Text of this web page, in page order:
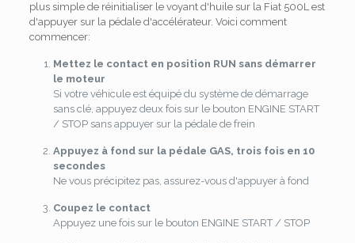
plus simple de réinitialiser le voyant d'huile sur la Fiat 500L est
d'appuyer sur la pédale d'accélérateur. Voici comment
commencer:
Mettez le contact en position RUN sans démarrer
le moteur
Si votre véhicule est équipé du système de démarrage
sans clé, appuyez deux fois sur le bouton ENGINE START
/ STOP sans appuyer sur la pédale de frein
Appuyez à fond sur la pédale GAS, trois fois en 10
secondes
Ne vous précipitez pas, assurez-vous d'appuyer à fond
Coupez le contact
Appuyez une fois sur le bouton ENGINE START / STOP